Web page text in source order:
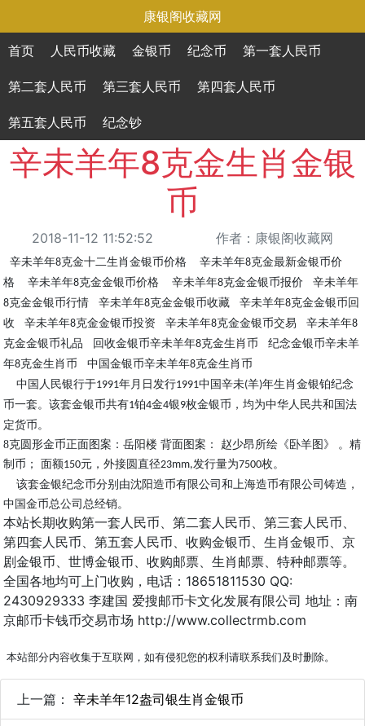
康银阁收藏网
首页 人民币收藏 金银币 纪念币 第一套人民币
第二套人民币 第三套人民币 第四套人民币
第五套人民币 纪念钞
辛未羊年8克金生肖金银
币
2018-11-12 11:52:52 作者：康银阁收藏网
辛未羊年8克金十二生肖金银币价格 辛未羊年8克金最新金银币价
格 辛未羊年8克金金银币价格 辛未羊年8克金金银币报价 辛未羊年
8克金金银币行情 辛未羊年8克金金银币收藏 辛未羊年8克金金银币回
收 辛未羊年8克金金银币投资 辛未羊年8克金金银币交易 辛未羊年8
克金金银币礼品 回收金银币辛未羊年8克金生肖币 纪念金银币辛未羊
年8克金生肖币 中国金银币辛未羊年8克金生肖币
中国人民银行于1991年月日发行1991中国辛未(羊)年生肖金银铂纪念
币一套。该套金银币共有1铂4金4银9枚金银币，均为中华人民共和国法
定货币。
8克圆形金币正面图案：岳阳楼 背面图案： 赵少昂所绘《卧羊图》 。精
制币； 面额150元，外接圆直径23mm,发行量为7500枚。
该套金银纪念币分别由沈阳造币有限公司和上海造币有限公司铸造，
中国金币总公司总经销。
本站长期收购第一套人民币、第二套人民币、第三套人民币、
第四套人民币、第五套人民币、收购金银币、生肖金银币、京
剧金银币、世博金银币、收购邮票、生肖邮票、特种邮票等。
全国各地均可上门收购，电话：18651811530 QQ:
2430929333 李建国 爱搜邮币卡文化发展有限公司 地址：南
京邮币卡钱币交易市场 http://www.collectrmb.com
本站部分内容收集于互联网，如有侵犯您的权利请联系我们及时删除。
上一篇： 辛未羊年12盎司银生肖金银币